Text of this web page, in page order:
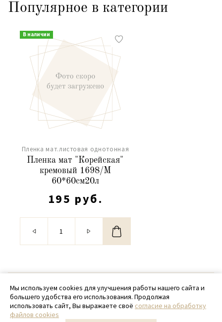
Популярное в категории
В наличии
Пленка мат.листовая однотонная
Пленка мат "Корейская"
кремовый 1698/M
60*60см20л
195 руб.
© 2020 - 2026 SamPack
+ 7 (918) 699-97-87
zakaz@sampack.store
Мы используем cookies для улучшения работы нашего сайта и
большего удобства его использования. Продолжая
использовать сайт, Вы выражаете своё согласие на обработку
файлов cookies